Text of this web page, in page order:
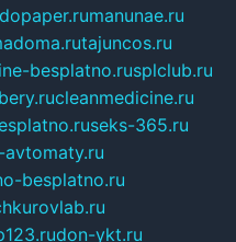
manunae.ru
tajuncos.ru
besplatno.rusplclub.ru
cleanmedicine.ru
seks-365.ru
besplatno.ru
don-ykt.ru